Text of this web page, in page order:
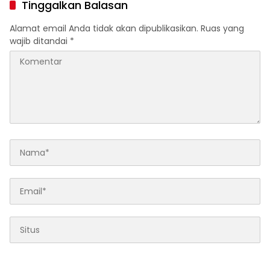
Ilegal Proyek Tol Kediri
Oleh PT. HASTARI JAYA
SENTOSA
Tinggalkan Balasan
Alamat email Anda tidak akan dipublikasikan. Ruas yang
wajib ditandai *